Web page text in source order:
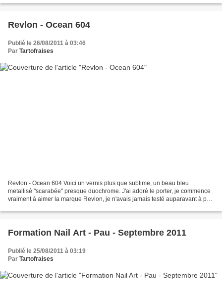
Revlon - Ocean 604
Publié le 26/08/2011 à 03:46
Par Tartofraises
Revlon - Ocean 604 Voici un vernis plus que sublime, un beau bleu
metallisé "scarabée" presque duochrome. J'ai adoré le porter, je commence
vraiment à aimer la marque Revlon, je n'avais jamais testé auparavant à part
Formation Nail Art - Pau - Septembre 2011
Publié le 25/08/2011 à 03:19
Par Tartofraises